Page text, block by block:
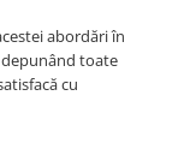
abordări în
toate
cu